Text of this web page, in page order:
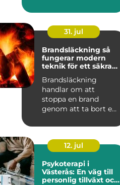
gasrespons ...
31. jul
Brandsläckning så
fungerar modern
teknik för ett säkrare
Brandsläckning
handlar om att
stoppa en brand
genom att ta bort en
förutsättningarna ...
12. jul
Psykoterapi i
Västerås: En väg till
personlig tillväxt och